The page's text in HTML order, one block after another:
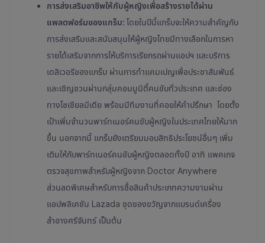
การส่งเสริมอาชีพให้กับผู้หญิงเพื่อสร้างรายได้ผ่าน
แพลตฟอร์มของแกร็บ: โดยในปีนี้แกร็บจะให้ความสำคัญกับ
การส่งเสริมและสนับสนุนให้ผู้หญิงไทยมีทางเลือกในการหา
รายได้เสริมจากการให้บริการเรียกรถผ่านแอปฯ และบริการ
เดลิเวอรีของแกร็บ ผ่านการทำแคมเปญเพื่อประชาสัมพันธ์
และเชิญชวนผ่านกลุ่มคอมมูนิตี้คนขับทั่วประเทศ และช่อง
ทางโซเชียลมีเดีย พร้อมมีทีมงานที่คอยให้คำปรึกษา โดยตั้ง
เป้าเพิ่มจำนวนพาร์ทเนอร์คนขับผู้หญิงในประเทศไทยให้มาก
ขึ้น นอกจากนี้ แกร็บยังเตรียมมอบสิทธิประโยชน์อื่นๆ เพิ่ม
เติมให้กับพาร์ทเนอร์คนขับผู้หญิงตลอดทั้งปี อาทิ แพคเกจ
ตรวจสุขภาพสำหรับผู้หญิงจาก Doctor Anywhere
ส่วนลดพิเศษสำหรับการซื้อสินค้าประเภทความงามผ่าน
แอปพลิเคชัน Lazada ชุดของขวัญจากแบรนด์เครื่อง
สำอางศรีจันทร์ เป็นต้น